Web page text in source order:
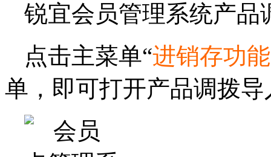
锐宜会员管理系统产品
点击主菜单“进销存功能
单，即可打开产品调拨